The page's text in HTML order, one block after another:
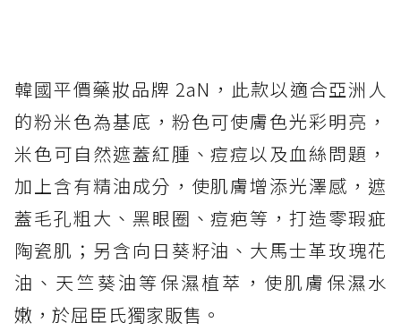
韓國平價藥妝品牌 2aN，此款以適合亞洲人
的粉米色為基底，粉色可使膚色光彩明亮，
米色可自然遮蓋紅腫、痘痘以及血絲問題，
加上含有精油成分，使肌膚增添光澤感，遮
蓋毛孔粗大、黑眼圈、痘疤等，打造零瑕疵
陶瓷肌；另含向日葵籽油、大馬士革玫瑰花
油、天竺葵油等保濕植萃，使肌膚保濕水
嫩，於屈臣氏獨家販售。